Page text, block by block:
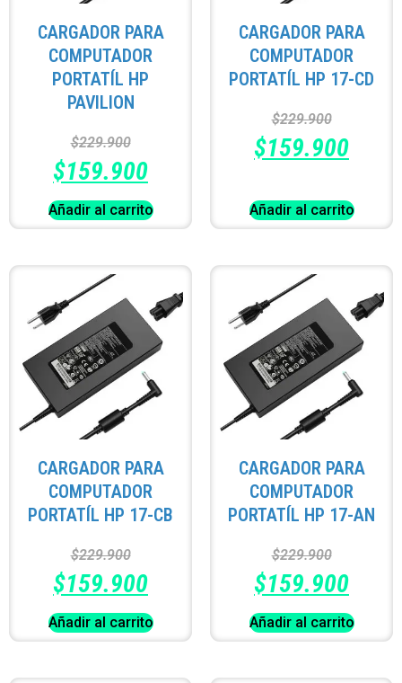
CARGADOR PARA
COMPUTADOR
PORTATÍL HP
PAVILION
$229.900
$159.900
Añadir al carrito
CARGADOR PARA
COMPUTADOR
PORTATÍL HP 17-CD
$229.900
$159.900
Añadir al carrito
CARGADOR PARA
COMPUTADOR
PORTATÍL HP 17-CB
$229.900
$159.900
Añadir al carrito
CARGADOR PARA
COMPUTADOR
PORTATÍL HP 17-AN
$229.900
$159.900
Añadir al carrito